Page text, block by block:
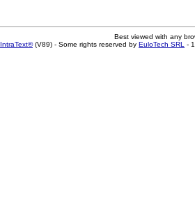
Best viewed with any
IntraText®(V89) - Some rights reserved by EuloTech SRL -